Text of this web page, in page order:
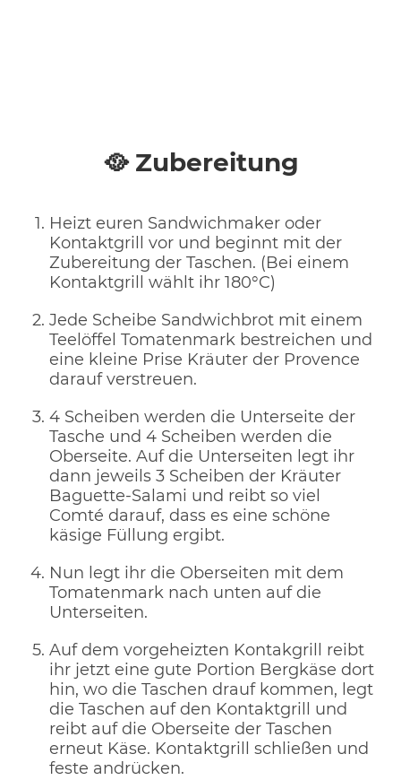
🥘 Zubereitung
Heizt euren Sandwichmaker oder
Kontaktgrill vor und beginnt mit der
Zubereitung der Taschen. (Bei einem
Kontaktgrill wählt ihr 180°C)
Jede Scheibe Sandwichbrot mit einem
Teelöffel Tomatenmark bestreichen und
eine kleine Prise Kräuter der Provence
darauf verstreuen.
4 Scheiben werden die Unterseite der
Tasche und 4 Scheiben werden die
Oberseite. Auf die Unterseiten legt ihr
dann jeweils 3 Scheiben der Kräuter
Baguette-Salami und reibt so viel
Comté darauf, dass es eine schöne
käsige Füllung ergibt.
Nun legt ihr die Oberseiten mit dem
Tomatenmark nach unten auf die
Unterseiten.
Auf dem vorgeheizten Kontakgrill reibt
ihr jetzt eine gute Portion Bergkäse dort
hin, wo die Taschen drauf kommen, legt
die Taschen auf den Kontaktgrill und
reibt auf die Oberseite der Taschen
erneut Käse. Kontaktgrill schließen und
feste andrücken.